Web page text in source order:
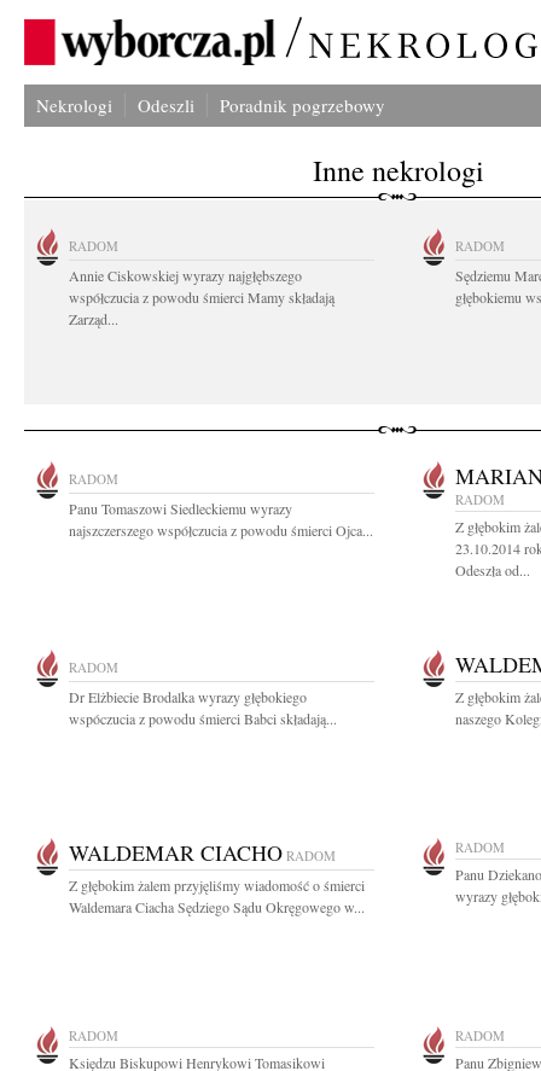
Nekrologi Odeszli Poradnik pogrzebowy
Inne nekrologi
RADOM
Annie Ciskowskiej wyrazy najgłębszego
współczucia z powodu śmierci Mamy składają
Zarząd...
RADOM
Sędziemu
głębokiemu
RADOM
Panu Tomaszowi Siedleckiemu wyrazy
najszczerszego współczucia z powodu śmierci Ojca...
RADOM
Z głębokim
23.10.2014
Odeszła od...
RADOM
Dr Elżbiecie Brodalka wyrazy głębokiego
wspóczucia z powodu śmierci Babci składają...
Z głębokim
naszego
WALDEMAR CIACHO RADOM
Z głębokim żalem przyjęliśmy wiadomość o śmierci
Waldemara Ciacha Sędziego Sądu Okręgowego w...
RADOM
Panu
wyrazy
RADOM
Księdzu Biskupowi Henrykowi Tomasikowi
RADOM
Panu